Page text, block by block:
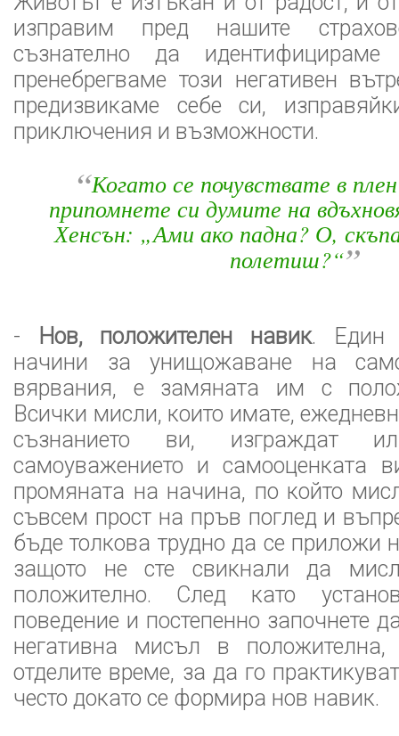
изправим пред нашите
съзнателно да
пренебрегваме този негативен
предизвикаме себе си,
приключения и възможности.
“Когато се почувствате в
припомнете си думите на
Хенсън: „Ами ако падна? О,
полетиш?“”
- Нов, положителен навик. Един
начини за унищожаване на
вярвания, е замяната им с
Всички мисли, които имате,
съзнанието ви, изграждат
самоуважението и самооценката
промяната на начина, по който
съвсем прост на пръв поглед и
бъде толкова трудно да се приложи
защото не сте свикнали да
положително. След като
поведение и постепенно започнете
негативна мисъл в
отделите време, за да го
често докато се формира нов навик.